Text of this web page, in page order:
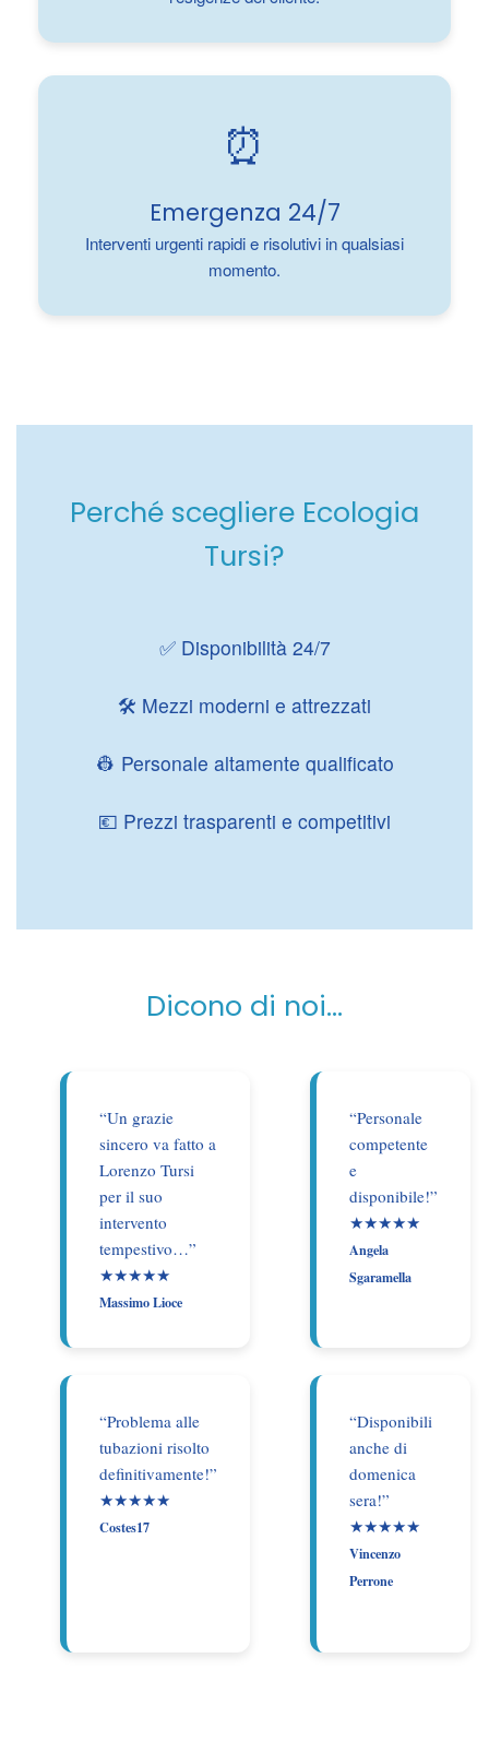
⏰
Emergenza 24/7
Interventi urgenti rapidi e risolutivi in qualsiasi
momento.
Perché scegliere Ecologia
Tursi?
✅ Disponibilità 24/7
🛠️ Mezzi moderni e attrezzati
👷 Personale altamente qualificato
💶 Prezzi trasparenti e competitivi
Dicono di noi…
“Un grazie
sincero va fatto a
Lorenzo Tursi
per il suo
intervento
tempestivo…”
★★★★★
Massimo Lioce
“Personale
competente
e
disponibile!”
★★★★★
Angela
Sgaramella
“Problema alle
tubazioni risolto
definitivamente!”
★★★★★
Costes17
“Disponibili
anche di
domenica
sera!”
★★★★★
Vincenzo
Perrone